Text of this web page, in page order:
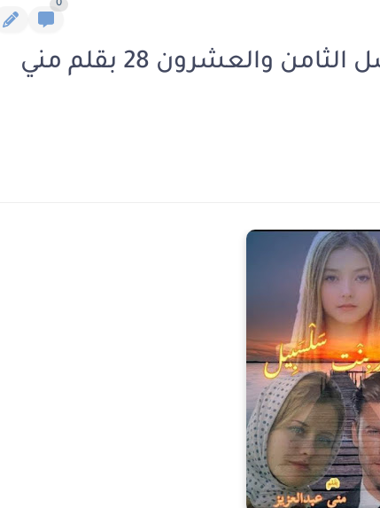
0
رواية زهور بنت سلسبيل الفصل الثامن والعشرون 28 بقلم مني